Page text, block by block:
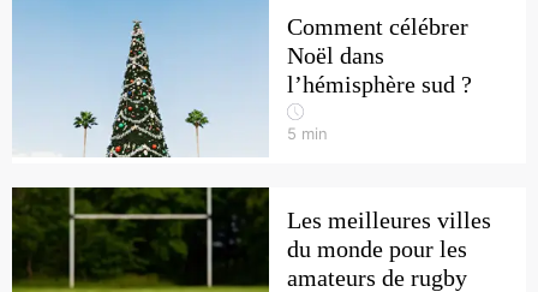
Comment célébrer
Noël dans
l’hémisphère sud ?
5 min
Les meilleures villes
du monde pour les
amateurs de rugby